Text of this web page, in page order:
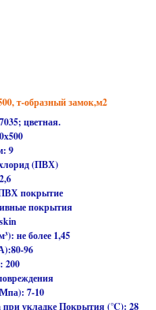
т-образный замок,м2
цветная.
9
(ПВХ)
покрытие
покрытия
не более 1,45
80-96
200
7-10
при укладке Покрытия (℃): 28